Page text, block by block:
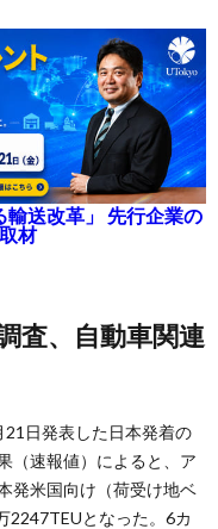
輸送改革」 先行企業の
材
日発表した日本発着の
（速報値）によると、ア
発米国向け（荷受け地ベ
2247TEUとなった。6カ